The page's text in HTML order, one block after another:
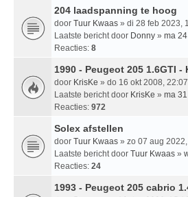
204 laadspanning te hoog
door Tuur Kwaas » di 28 feb 2023,
Laatste bericht door Donny » ma
Reacties: 8
1990 - Peugeot 205 1.6GTI -
door KrisKe » do 16 okt 2008, 22:07
Laatste bericht door KrisKe » ma
Reacties: 972
Solex afstellen
door Tuur Kwaas » zo 07 aug
Laatste bericht door Tuur Kwaas »
Reacties: 24
1993 - Peugeot 205 cabrio